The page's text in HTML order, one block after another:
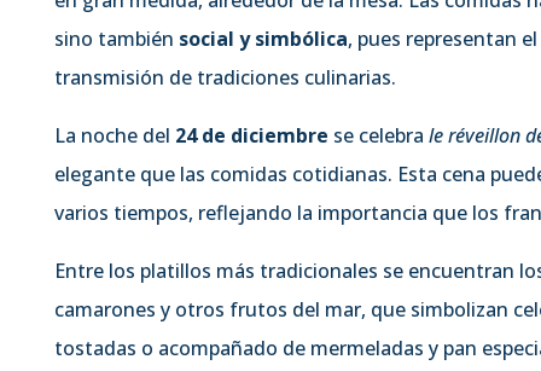
sino también social y simbólica, pues representan
transmisión de tradiciones culinarias.
La noche del 24 de diciembre se celebra le réveillon
elegante que las comidas cotidianas. Esta cena
varios tiempos, reflejando la importancia que los
Entre los platillos más tradicionales se encuentran
camarones y otros frutos del mar, que simbolizan
tostadas o acompañado de mermeladas y pan